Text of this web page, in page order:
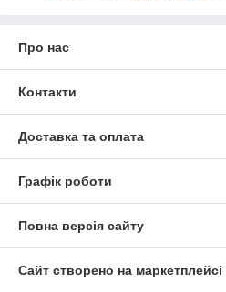
Про нас
Контакти
Доставка та оплата
Графік роботи
Повна версія сайту
Сайт створено на маркетплейсі